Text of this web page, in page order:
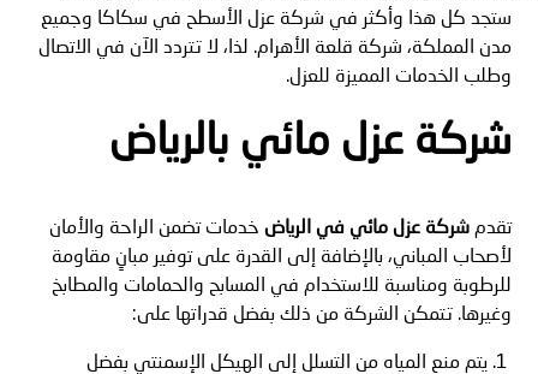
ستجد كل هذا وأكثر في شركة عزل الأسطح في سكاكا وجميع
مدن المملكة، شركة قلعة الأهرام. لذا، لا تتردد الآن في الاتصال
وطلب الخدمات المميزة للعزل.
شركة عزل مائي بالرياض
تقدمشركة عزل مائي في الرياض خدمات تضمن الراحة والأمان
لأصحاب المباني، بالإضافة إلى القدرة على توفير مبانٍ مقاومة
للرطوبة ومناسبة للاستخدام في المسابح والحمامات والمطابخ
وغيرها. تتمكن الشركة من ذلك بفضل قدراتها على:
يتم منع المياه من التسلل إلى الهيكل الإسمنتي بفضل